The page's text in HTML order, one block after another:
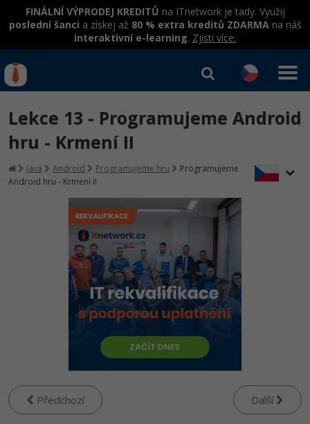
FINÁLNÍ VÝPRODEJ KREDITŮ na ITnetwork je tady. Využij
poslední šanci a získej až 80 % extra kreditů ZDARMAna náš
interaktivní e-learning. Zjisti více:
Rekvalifikace a kurzy
hrazené úřadem práce
Workshopy zdarma
Umělá inteligence v praxi
Datová analýza v praxi
Školení
Základy programování
Objektové programování - OOP
Umělá inteligence
HTML5, CSS3, Bootstrap, SEO
SQL a databáze
Testování a verzování
Školení dle technologií
C# .NET
Java
JavaScript
Python
Kurzy IT profesí
Junior programátor
Programátor WWW aplikací
Senior programátor
Front-end developer
Vývojář mobilních aplikací
Specialista na AI a bigdata
C# Game developer
Webdesigner
Kurzy programování
Jak začít?
Java -80%
C#.NET -80%
Python -80%
JavaScript -80%
PHP
-80%
Přihlásit se |Registrovat
Lekce 13 - Programujeme Android
hru - Krmení II
Java Android Programujeme hru
Programujeme
Android hru - Krmení II
Předchozí Další